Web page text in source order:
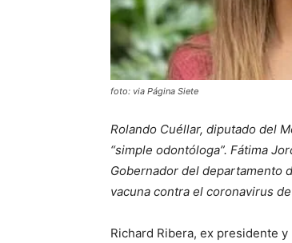
foto: via Página Siete
Rolando Cuéllar, diputado del
“simple odontóloga”. Fátima
Gobernador del departamento
vacuna contra el coronavirus
Richard Ribera, ex presidente